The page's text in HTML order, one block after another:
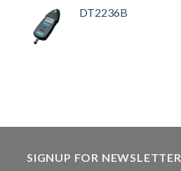
DT2236B
SIGNUP FOR NEWSLETTER